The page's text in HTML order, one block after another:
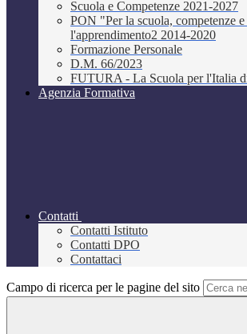
Scuola e Competenze 2021-2027
PON "Per la scuola, competenze
l'apprendimento2 2014-2020
Formazione Personale
D.M. 66/2023
FUTURA - La Scuola per l'Italia
Agenzia Formativa
Contatti
Contatti Istituto
Contatti DPO
Contattaci
Campo di ricerca per le pagine del sito